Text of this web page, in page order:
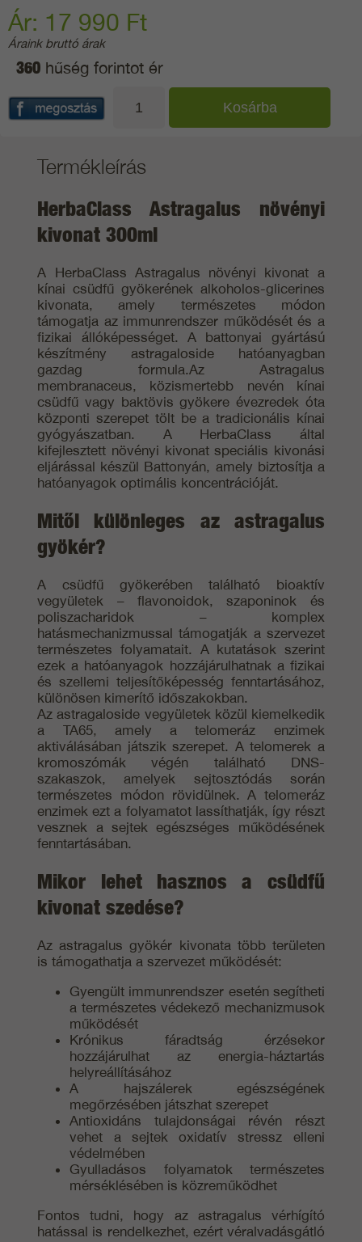
Ár: 17 990 Ft
Áraink bruttó árak
360 hűség forintot ér
Termékleírás
HerbaClass Astragalus növényi
kivonat 300ml
A HerbaClass Astragalus növényi kivonat a
kínai csüdfű gyökerének alkoholos-glicerines
kivonata, amely természetes módon
támogatja az immunrendszer működését és a
fizikai állóképességet. A battonyai gyártású
készítmény astragaloside hatóanyagban
gazdag formula.Az Astragalus
membranaceus, közismertebb nevén kínai
csüdfű vagy baktövis gyökere évezredek óta
központi szerepet tölt be a tradicionális kínai
gyógyászatban. A HerbaClass által
kifejlesztett növényi kivonat speciális kivonási
eljárással készül Battonyán, amely biztosítja a
hatóanyagok optimális koncentrációját.
Mitől különleges az astragalus
gyökér?
A csüdfű gyökerében található bioaktív
vegyületek – flavonoidok, szaponinok és
poliszacharidok – komplex
hatásmechanizmussal támogatják a szervezet
természetes folyamatait. A kutatások szerint
ezek a hatóanyagok hozzájárulhatnak a fizikai
és szellemi teljesítőképesség fenntartásához,
különösen kimerítő időszakokban.
Az astragaloside vegyületek közül kiemelkedik
a TA65, amely a telomeráz enzimek
aktiválásában játszik szerepet. A telomerek a
kromoszómák végén található DNS-
szakaszok, amelyek sejtosztódás során
természetes módon rövidülnek. A telomeráz
enzimek ezt a folyamatot lassíthatják, így részt
vesznek a sejtek egészséges működésének
fenntartásában.
Mikor lehet hasznos a csüdfű
kivonat szedése?
Az astragalus gyökér kivonata több területen
is támogathatja a szervezet működését:
Gyengült immunrendszer esetén segítheti
a természetes védekező mechanizmusok
működését
Krónikus fáradtság érzésekor
hozzájárulhat az energia-háztartás
helyreállításához
A hajszálerek egészségének
megőrzésében játszhat szerepet
Antioxidáns tulajdonságai révén részt
vehet a sejtek oxidatív stressz elleni
védelmében
Gyulladásos folyamatok természetes
mérséklésében is közreműködhet
Fontos tudni, hogy az astragalus vérhígító
hatással is rendelkezhet, ezért véralvadásgátló